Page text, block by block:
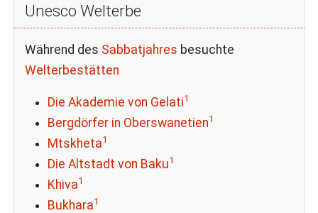
Unesco Welterbe
Während des Sabbatjahres besuchte
Welterbestätten
Die Akademie von Gelati1
Bergdörfer in Oberswanetien1
Mtskheta1
Die Altstadt von Baku1
Khiva1
Bukhara1